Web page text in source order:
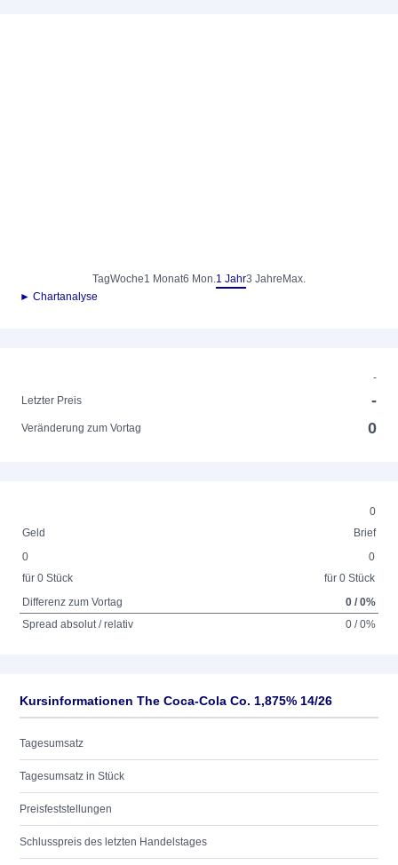
TagWoche1 Monat6 Mon.1 Jahr3 Jahre Max.
► Chartanalyse
-
Letzter Preis
-
Veränderung zum Vortag 0
0
Geld
Brief
0
für 0 Stück
0
für 0 Stück
Differenz zum Vortag
0 / 0%
Spread absolut / relativ
0 / 0%
Kursinformationen The Coca-Cola Co. 1,875% 14/26
Tagesumsatz
Tagesumsatz in Stück
Preisfeststellungen
Schlusspreis des letzten Handelstages